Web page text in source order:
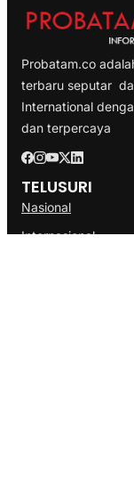
Probatam.co
terbaru seputar
International
dan terpercaya
TELUSURI
Nasional
Internasional